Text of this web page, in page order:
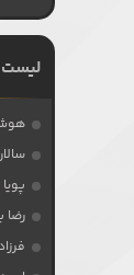
لیست
رضا